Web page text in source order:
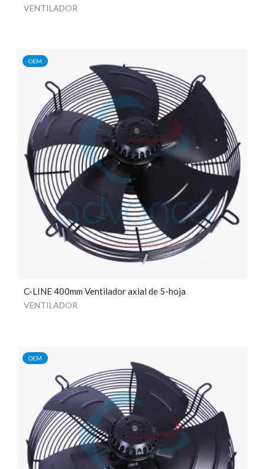
VENTILADOR
OEM
C-LINE 400mm Ventilador axial de 5-hoja
VENTILADOR
OEM